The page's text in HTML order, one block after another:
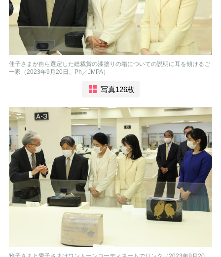
佳子さまが自ら選定した総裁賞の漆塗りの箱についての説明に耳を傾けるご
一家（2023年9月20日、Ph／JMPA）
写真126枚